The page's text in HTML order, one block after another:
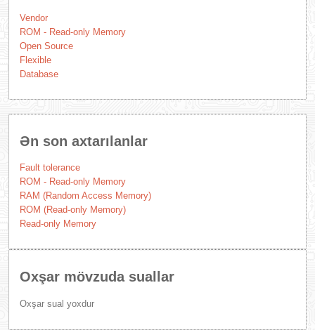
Vendor
ROM - Read-only Memory
Open Source
Flexible
Database
Ən son axtarılanlar
Fault tolerance
ROM - Read-only Memory
RAM (Random Access Memory)
ROM (Read-only Memory)
Read-only Memory
Oxşar mövzuda suallar
Oxşar sual yoxdur